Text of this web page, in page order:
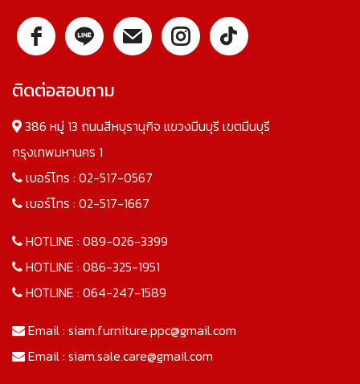
ติดต่อสอบถาม
386 หมู่ 13 ถนนสีหบุรานุกิจ แขวงมีนบุรี เขตมีนบุรี
กรุงเทพมหานคร 1
เบอร์โทร : 02-517-0567
เบอร์โทร : 02-517-1667
HOTLINE : 089-026-3399
HOTLINE : 086-325-1951
HOTLINE : 064-247-1589
Email : siam.furniture.ppc@gmail.com
Email : siam.sale.care@gmail.com